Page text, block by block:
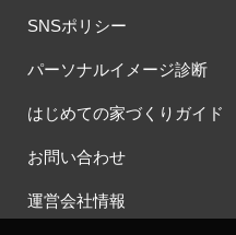
SNSポリシー
パーソナルイメージ診断
はじめての家づくりガイド
お問い合わせ
運営会社情報